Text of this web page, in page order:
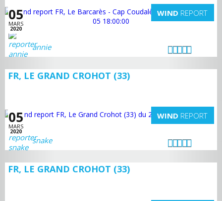
05
MARS
2020
WIND REPORT
annie
FR, LE GRAND CROHOT (33)
05
MARS
2020
WIND REPORT
snake
FR, LE GRAND CROHOT (33)